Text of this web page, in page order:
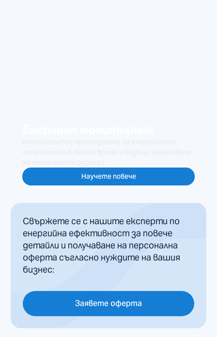
Научете повече
Свържете се с нашите експерти по
енергийна ефективност за повече
детайли и получаване на персонална
оферта съгласно нуждите на вашия
бизнес:
Заявете оферта